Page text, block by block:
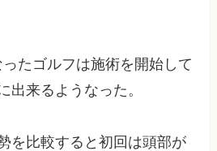
たゴルフは施術を開始して
出来るようなった。
を比較すると初回は頭部が